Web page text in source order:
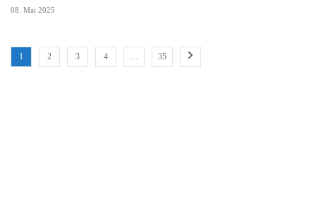
08. Mai 2025
Posts
1 2 3 4 … 35